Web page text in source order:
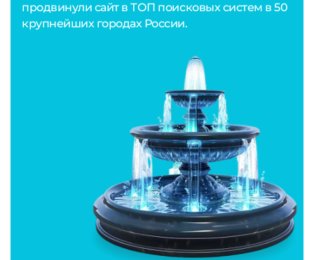
продвинули сайт в ТОП поисковых систем в 50
крупнейших городах России.